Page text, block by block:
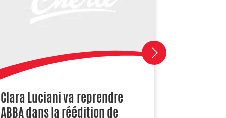
Clara Luciani va reprendre
ABBA dans la réédition de